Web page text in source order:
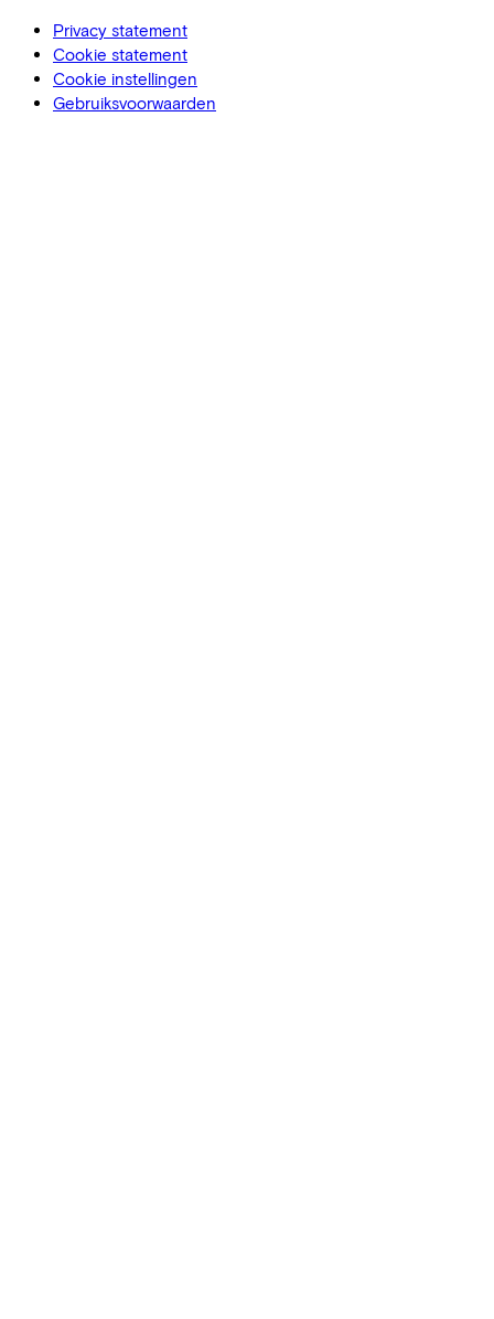
Privacy statement
Cookie statement
Cookie instellingen
Gebruiksvoorwaarden